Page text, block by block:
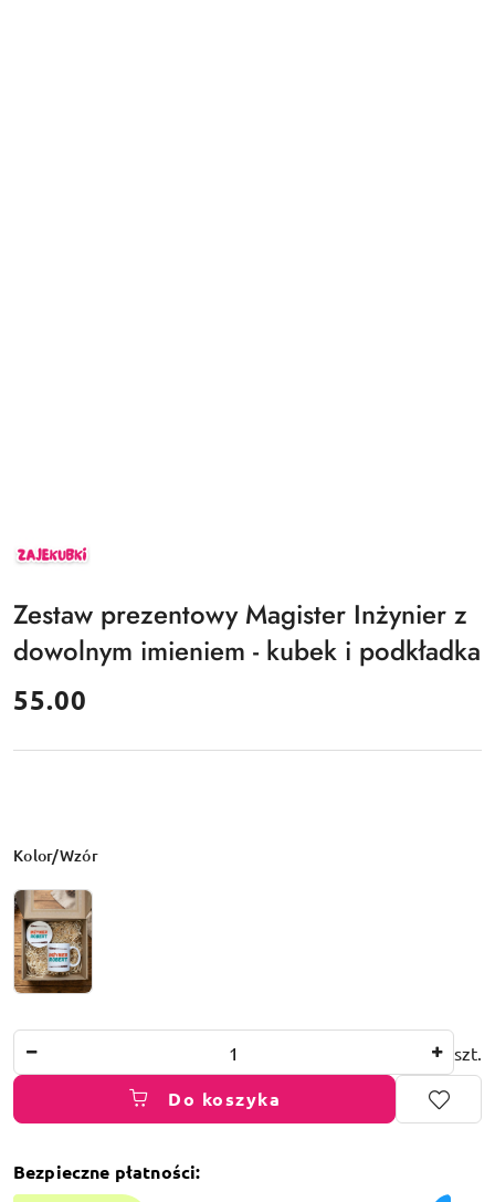
ZAJEKUBKI
Zestaw prezentowy Magister Inżynier z
dowolnym imieniem - kubek i podkładka
cena:
55.00
Wariant
Kolor/Wzór
szt.
Do koszyka
Bezpieczne płatności: